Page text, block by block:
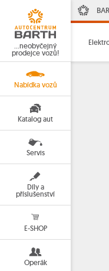
…neobyčejný
prodejce vozů!
Nabídka vozů
Katalog aut
Servis
Díly a
příslušenství
E-SHOP
Operák